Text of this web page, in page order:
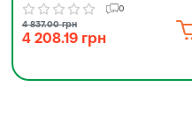
0
4 837.00 грн
4 208.19 грн